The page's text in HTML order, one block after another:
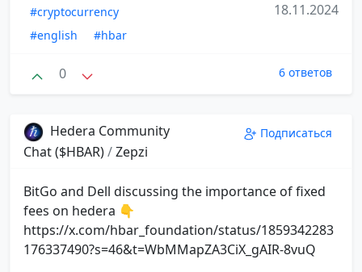
#cryptocurrency
#english
#hbar
18.11.2024
0 6 ответов
Hedera Community
Chat ($HBAR)/Zepzi
Подписаться
BitGo and Dell discussing the importance of fixed
fees on hedera 👇
https://x.com/hbar_foundation/status/1859342283
176337490?s=46&t=WbMMapZA3CiX_gAIR-8vuQ